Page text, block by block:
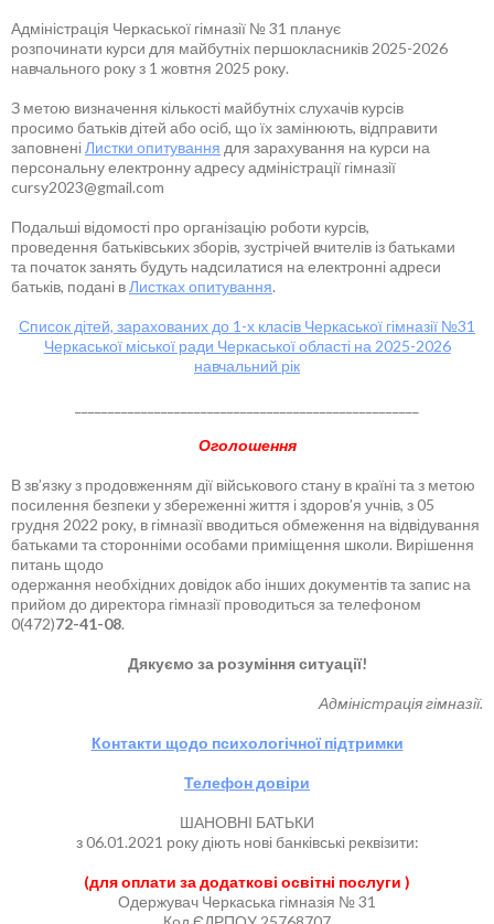
Адміністрація Черкаської гімназії № 31 планує
розпочинати курси для майбутніх першокласників 2025-2026
навчального року з 1 жовтня 2025 року.
З метою визначення кількості майбутніх слухачів курсів
просимо батьків дітей або осіб, що їх замінюють, відправити
заповнені Листки опитування для зарахування на курси на
персональну електронну адресу адміністрації гімназії
cursy2023@gmail.com
Подальші відомості про організацію роботи курсів,
проведення батьківських зборів, зустрічей вчителів із батьками
та початок занять будуть надсилатися на електронні адреси
батьків, подані в Листках опитування.
Список дітей, зарахованих до 1-х класів Черкаської гімназії №31
Черкаської міської ради Черкаської області на 2025-2026
навчальний рік
Оголошення
В зв’язку з продовженням дії військового стану в країні та з метою
посилення безпеки у збереженні життя і здоров’я учнів, з 05
грудня 2022 року, в гімназії вводиться обмеження на відвідування
батьками та сторонніми особами приміщення школи. Вирішення
питань щодо
одержання необхідних довідок або інших документів та запис на
прийом до директора гімназії проводиться за телефоном
0(472)72-41-08.
Дякуємо за розуміння ситуації!
Адміністрація гімназії.
Контакти щодо психологічної підтримки
Телефон довіри
ШАНОВНІ БАТЬКИ
з 06.01.2021 року діють нові банківські реквізити:
(для оплати за додаткові освітні послуги )
Одержувач Черкаська гімназія № 31